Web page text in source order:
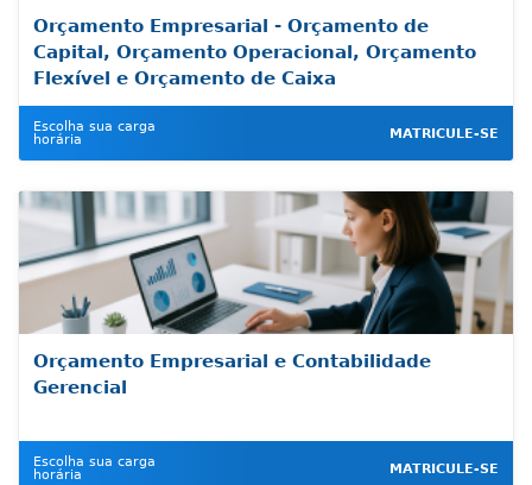
Orçamento Empresarial - Orçamento de
Capital, Orçamento Operacional, Orçamento
Flexível e Orçamento de Caixa
Escolha sua carga
horária
MATRICULE-SE
Orçamento Empresarial e Contabilidade
Gerencial
Escolha sua carga
horária
MATRICULE-SE